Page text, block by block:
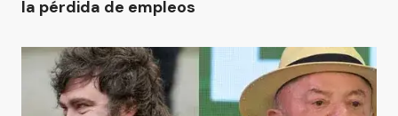
la pérdida de empleos